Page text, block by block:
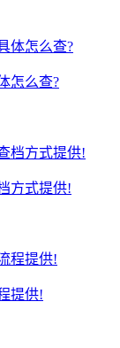
怎么查?
方式提供!
提供!